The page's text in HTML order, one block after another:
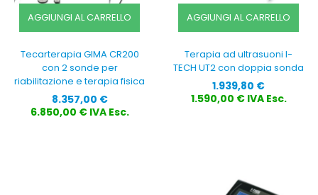
AGGIUNGI AL CARRELLO
Tecarterapia GIMA CR200
con 2 sonde per
riabilitazione e terapia fisica
Prezzo
8.357,00 €
6.850,00 € IVA Esc.
AGGIUNGI AL CARRELLO
Terapia ad ultrasuoni I-
TECH UT2 con doppia sonda
Prezzo
1.939,80 €
1.590,00 € IVA Esc.